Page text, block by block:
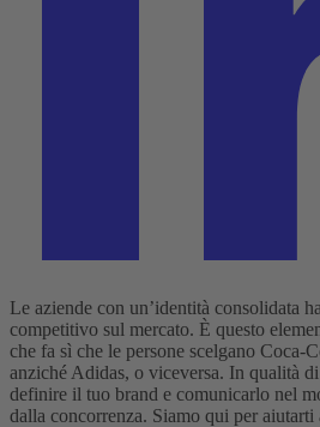
Le aziende con un’identità consolidata
competitivo sul mercato. È questo
che fa sì che le persone scelgano Coca-
anziché Adidas, o viceversa. In qualità
definire il tuo brand e comunicarlo nel
dalla concorrenza. Siamo qui per